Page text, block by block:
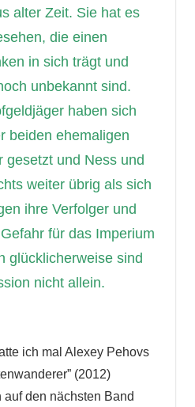
alter Zeit. Sie hat es
die einen
in sich trägt und
unbekannt sind.
haben sich
beiden ehemaligen
gesetzt und Ness und
weiter übrig als sich
ihre Verfolger und
für das Imperium
glücklicherweise sind
nicht allein.
ich mal Alexey Pehovs
(2012)
den nächsten Band